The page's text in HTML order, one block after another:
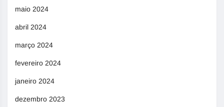
maio 2024
abril 2024
março 2024
fevereiro 2024
janeiro 2024
dezembro 2023